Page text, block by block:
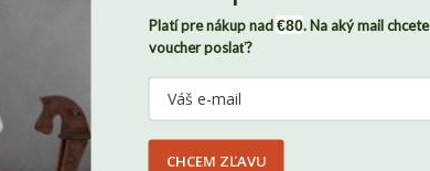
budú pod našou strechu v úplnom bezpečí. Svoj
zároveň kedykoľvek odvolať, stačí nám napísať.
ako chránime vaše osobné údaje, nájdete
Platí pre nákup nad€80. Na aký mail chcete
voucher poslať?
CHCEM ZĽAVU